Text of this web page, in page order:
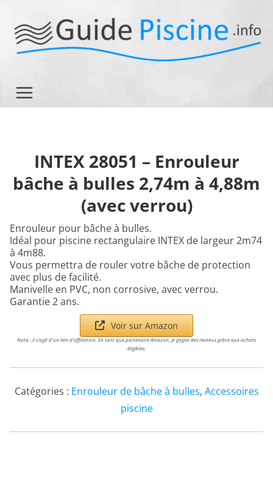
contenu
INTEX 28051 – Enrouleur
bâche à bulles 2,74m à 4,88m
(avec verrou)
Enrouleur pour bâche à bulles.
Idéal pour piscine rectangulaire INTEX de largeur 2m74
à 4m88.
Vous permettra de rouler votre bâche de protection
avec plus de facilité.
Manivelle en PVC, non corrosive, avec verrou.
Garantie 2 ans.
Voir sur Amazon
Nota : il s'agit d'un lien d'affiliation. En tant que partenaire Amazon, je gagne des revenus grâce aux achats
éligibles.
Catégories : Enrouleur de bâche à bulles, Accessoires
piscine